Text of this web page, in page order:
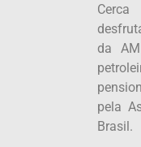
da
pela
Brasil.